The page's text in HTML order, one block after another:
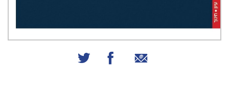
שיתוף באמצעות אימייל
שיתוף בפייסבוק